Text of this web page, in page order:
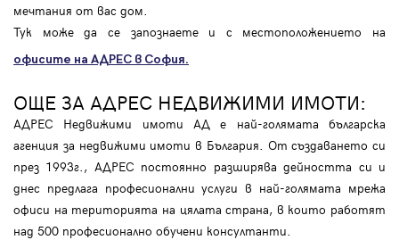
мечтания от вас дом.
Тук може да се запознаете и с местоположението на
офисите на АДРЕС в София.
ОЩЕ ЗА АДРЕС НЕДВИЖИМИ ИМОТИ:
АДРЕС Недвижими имоти АД е най-голямата българска
агенция за недвижими имоти в България. От създаването си
през 1993г., АДРЕС постоянно разширява дейността си и
днес предлага професионални услуги в най-голямата мрежа
офиси на територията на цялата страна, в които работят
над 500 професионално обучени консултанти.